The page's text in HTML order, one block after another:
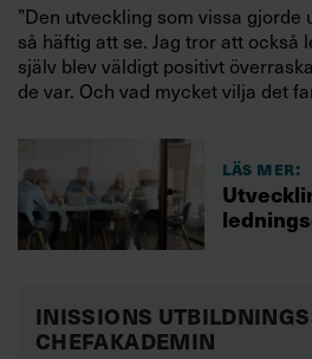
”Den utveckling som vissa gjorde
så häftig att se. Jag tror att också
själv blev väldigt positivt
de var. Och vad mycket vilja det
Läs mer:
INISSIONS
CHEFAKADEMIN